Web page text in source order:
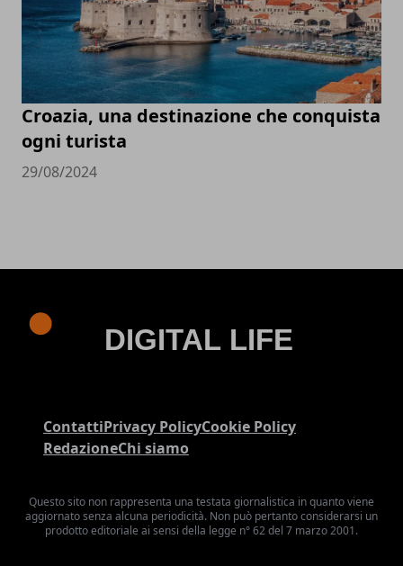
Croazia, una destinazione che conquista
ogni turista
29/08/2024
ContattiPrivacy PolicyCookie Policy
RedazioneChi siamo
Questo sito non rappresenta una testata giornalistica in quanto viene
aggiornato senza alcuna periodicità. Non può pertanto considerarsi un
prodotto editoriale ai sensi della legge n° 62 del 7 marzo 2001.